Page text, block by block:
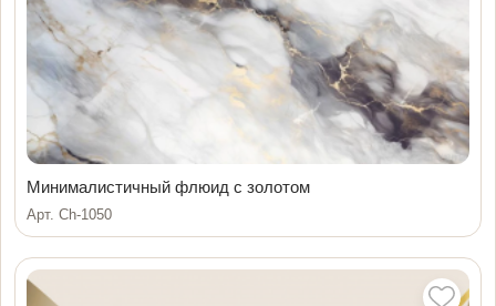
Минималистичный флюид с золотом
Арт. Ch-1050